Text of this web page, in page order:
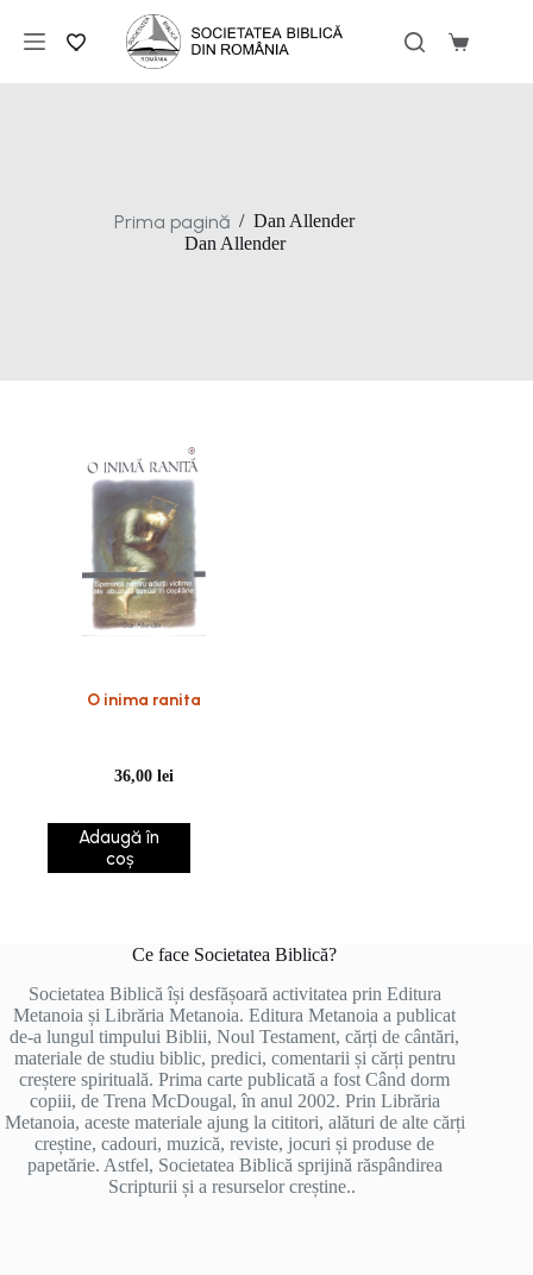
conținut
Coș
Prima pagină / Dan Allender
Dan Allender
O inima ranita
36,00lei
Adaugă în
coș
Ce face Societatea Biblică?
Societatea Biblică își desfășoară activitatea prin Editura
Metanoia și Librăria Metanoia. Editura Metanoia a publicat
de-a lungul timpului Biblii, Noul Testament, cărți de cântări,
materiale de studiu biblic, predici, comentarii și cărți pentru
creștere spirituală. Prima carte publicată a fost Când dorm
copiii, de Trena McDougal, în anul 2002. Prin Librăria
Metanoia, aceste materiale ajung la cititori, alături de alte cărți
creștine, cadouri, muzică, reviste, jocuri și produse de
papetărie. Astfel, Societatea Biblică sprijină răspândirea
Scripturii și a resurselor creștine..